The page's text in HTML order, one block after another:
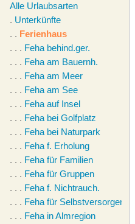
Alle Urlaubsarten
. Unterkünfte
. . Ferienhaus
. . . Feha behind.ger.
. . . Feha am Bauernh.
. . . Feha am Meer
. . . Feha am See
. . . Feha auf Insel
. . . Feha bei Golfplatz
. . . Feha bei Naturpark
. . . Feha f. Erholung
. . . Feha für Familien
. . . Feha für Gruppen
. . . Feha f. Nichtrauch.
. . . Feha für Selbstversorger
. . . Feha in Almregion